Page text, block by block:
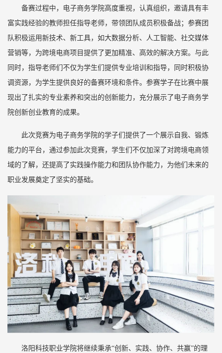
备赛过程中，电子商务学院高度重视，认真组织，邀请具有丰
富实践经验的教师担任指导老师，带领团队成员积极备战；参赛团
队积极运用新技术、新工具，如大数据分析、人工智能、社交媒体
营销等，为跨境电商项目提供了更加精准、高效的解决方案。与此
同时，指导老师们不仅为学生们提供专业培训和指导，同时积极协
调资源，为学生提供良好的备赛环境和条件。参赛学子在比赛中展
现出了扎实的专业素养和突出的创新能力，充分展示了电子商务学
院创新创业教育的成果。
此次竞赛为电子商务学院的学子们提供了一个展示自我、锻炼
能力的平台，通过参加此次竞赛，学生们不仅加深了对跨境电商领
域的了解，还提高了实践操作能力和团队协作能力，为他们未来的
职业发展奠定了坚实的基础。
洛阳科技职业学院将继续秉承“创新、实践、协作、共赢”的理